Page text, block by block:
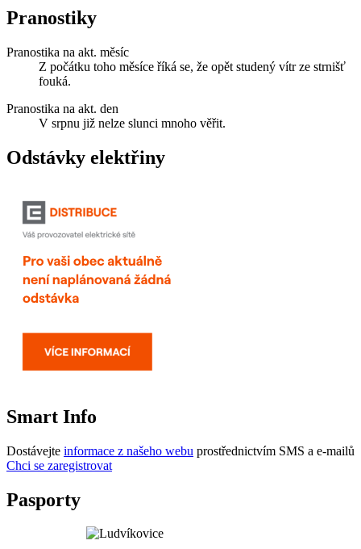
Pranostiky
Pranostika na akt. měsíc
Z počátku toho měsíce říká se, že opět studený vítr ze strnišť
fouká.
Pranostika na akt. den
V srpnu již nelze slunci mnoho věřit.
Odstávky elektřiny
Smart Info
Dostávejte informace z našeho webu prostřednictvím SMS a e-mailů
Chci se zaregistrovat
Pasporty